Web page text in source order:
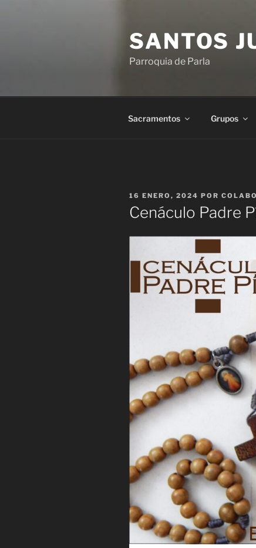
SANTOS
Parroquia de Parla
Sacramentos Grupos
PUBLICADO
EL
16 ENERO, 2024 POR
Cenáculo Padre